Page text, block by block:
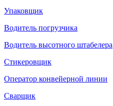
Упаковщик
Водитель погрузчика
Водитель высотного штабелера
Стикеровщик
Оператор конвейерной линии
Сварщик